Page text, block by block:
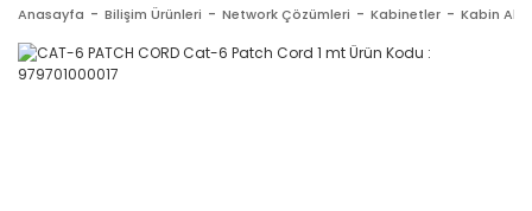
Anasayfa Bilişim Ürünleri Network Çözümleri Kabinetler Kabin